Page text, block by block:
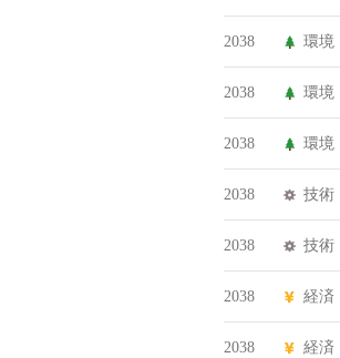
2038 環境
2038 環境
2038 環境
2038 技術
2038 技術
2038 経済
2038 経済